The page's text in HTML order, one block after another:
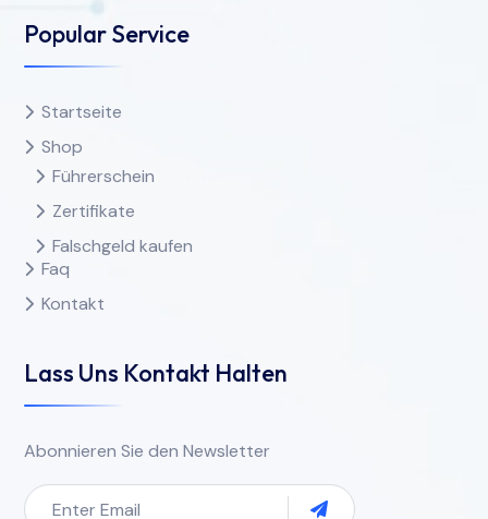
Popular Service
Startseite
Shop
Führerschein
Zertifikate
Falschgeld kaufen
Faq
Kontakt
Lass Uns Kontakt Halten
Abonnieren Sie den Newsletter